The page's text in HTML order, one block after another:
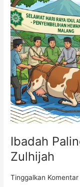
Ibadah
Zulhijah
Tinggalkan Komentar
Dicintai
Allah
di
Bulan
Zulhijah